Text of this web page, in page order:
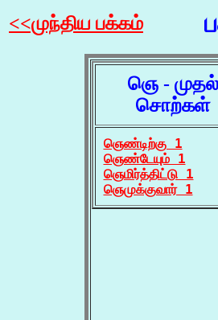
<<முந்திய பக்கம்
ஞெ - முதல்
சொற்கள்
ஞெண்டிற்கு 1
ஞெண்டேயும் 1
ஞெமிர்த்திட்டு 1
ஞெமுக்குவார் 1